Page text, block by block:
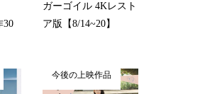
30
ガーゴイル 4Kレスト
ア版【8/14~20】
今後の上映作品